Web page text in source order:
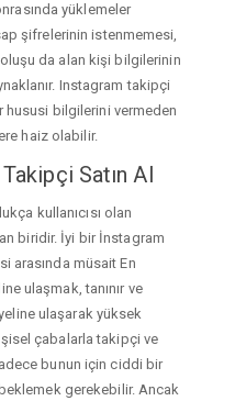
yüklemeler
şifrelerinin istenmemesi,
da alan kişi bilgilerinin
Instagram takipçi
hususi bilgilerini vermeden
haiz olabilir.
Satın Al
kullanıcısı olan
biridir. İyi bir İnstagram
arasında müsait En
ulaşmak, tanınır ve
ulaşarak yüksek
çabalarla takipçi ve
bunun için ciddi bir
gerekebilir. Ancak